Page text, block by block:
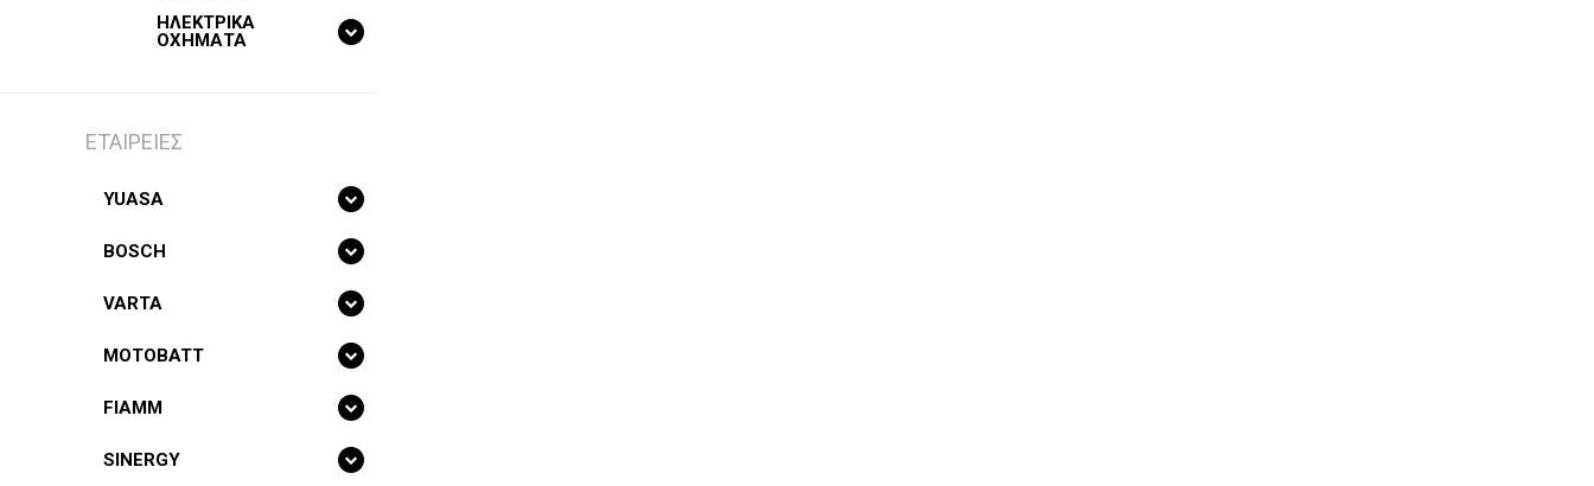
ΗΛΕΚΤΡΙΚΑ
ΟΧΗΜΑΤΑ
ΕΤΑΙΡΕΙΕΣ
YUASA
BOSCH
VARTA
MOTOBATT
FIAMM
SINERGY